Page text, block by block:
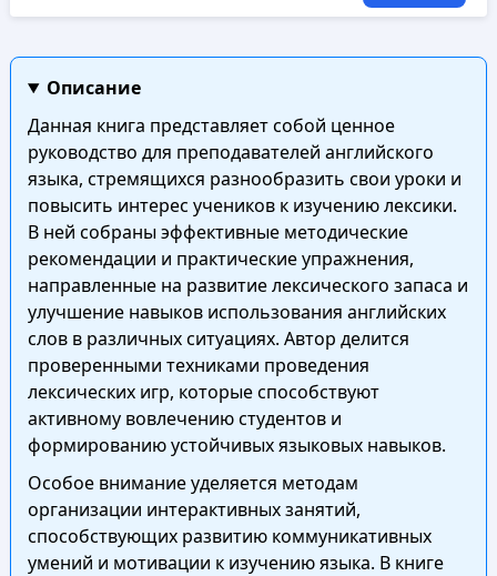
Описание
Данная книга представляет собой ценное
руководство для преподавателей английского
языка, стремящихся разнообразить свои уроки и
повысить интерес учеников к изучению лексики.
В ней собраны эффективные методические
рекомендации и практические упражнения,
направленные на развитие лексического запаса и
улучшение навыков использования английских
слов в различных ситуациях. Автор делится
проверенными техниками проведения
лексических игр, которые способствуют
активному вовлечению студентов и
формированию устойчивых языковых навыков.
Особое внимание уделяется методам
организации интерактивных занятий,
способствующих развитию коммуникативных
умений и мотивации к изучению языка. В книге